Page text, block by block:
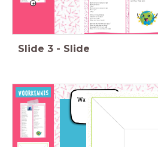
Slide 3 - Slide
Wat weet je er
al van?